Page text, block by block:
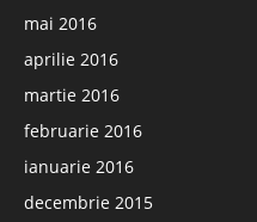
mai 2016
aprilie 2016
martie 2016
februarie 2016
ianuarie 2016
decembrie 2015